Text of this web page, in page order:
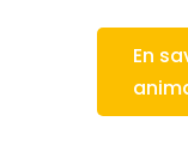
En